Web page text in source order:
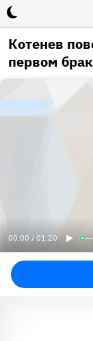
Котенев
первом
00:00 / 01:20